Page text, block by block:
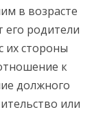
в возрасте
его родители
их стороны
к
должного
или